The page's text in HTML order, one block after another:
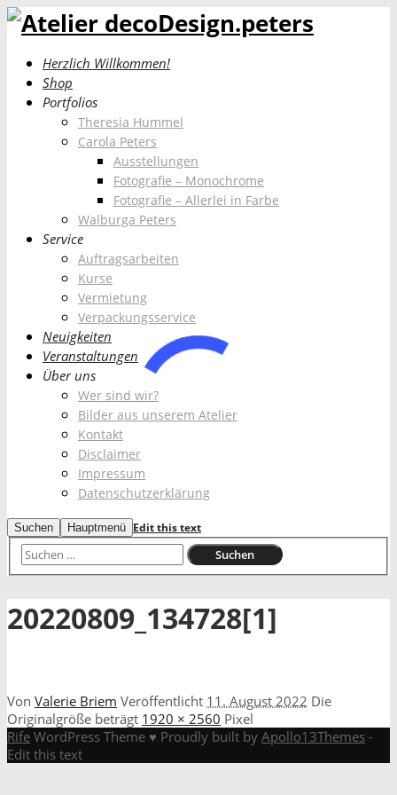
Herzlich Willkommen!
Shop
Portfolios
Theresia Hummel
Carola Peters
Ausstellungen
Fotografie – Monochrome
Fotografie – Allerlei in Farbe
Walburga Peters
Service
Auftragsarbeiten
Kurse
Vermietung
Verpackungsservice
Neuigkeiten
Veranstaltungen
Über uns
Wer sind wir?
Bilder aus unserem Atelier
Kontakt
Disclaimer
Impressum
Datenschutzerklärung
Suchen Hauptmenü Edit this text
20220809_134728[1]
Von Valerie Briem Veröffentlicht 11. August 2022 Die
Originalgröße beträgt 1920 × 2560 Pixel
Rife WordPress Theme ♥ Proudly built by Apollo13Themes -
Edit this text